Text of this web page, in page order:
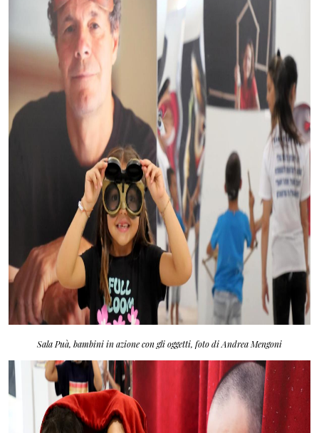
Sala Puà, bambini in azione con gli oggetti, foto di Andrea Mengoni